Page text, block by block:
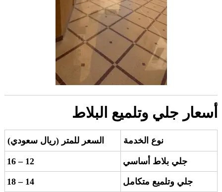
أسعار جلي وتلميع البلاط
نوع الخدمة السعر للمتر (ريال سعودي)
جلي بلاط أساسي 12 – 16
جلي وتلميع متكامل 14 – 18